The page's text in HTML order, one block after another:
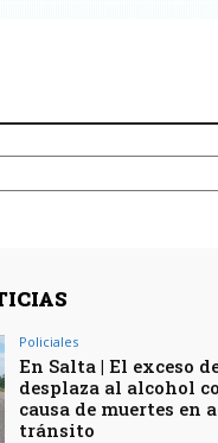
Policiales
En Salta | El exceso
desplaza al alcohol
causa de muertes en
tránsito